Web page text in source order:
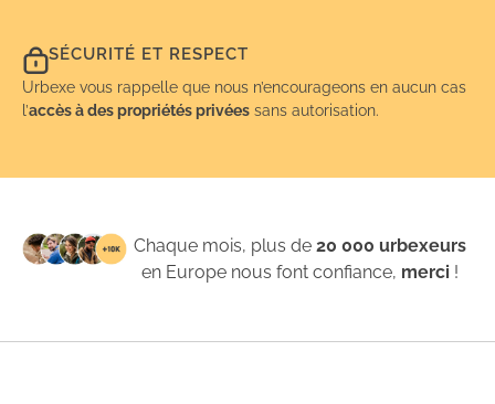
SÉCURITÉ ET RESPECT
Urbexe vous rappelle que nous n’encourageons en aucun cas
l’accès à des propriétés privées sans autorisation.
Chaque mois, plus de20 000 urbexeurs
en Europe nous font confiance, merci !